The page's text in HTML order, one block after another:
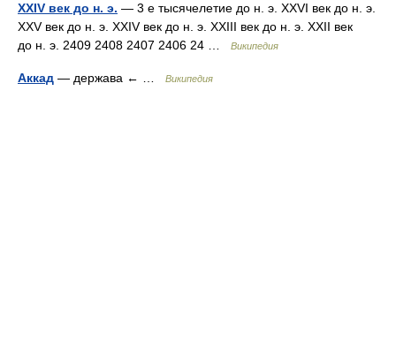
XXIV век до н. э. — 3 е тысячелетие до н. э. XXVI век до н. э.
XXV век до н. э. XXIV век до н. э. XXIII век до н. э. XXII век
до н. э. 2409 2408 2407 2406 24 …
Википедия
Аккад — держава ← … Википедия